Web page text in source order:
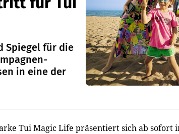
Spiegel für die
in eine der
Tui Magic Life präsentiert sich ab sofort